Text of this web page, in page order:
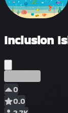
Inclusion
0
0.0